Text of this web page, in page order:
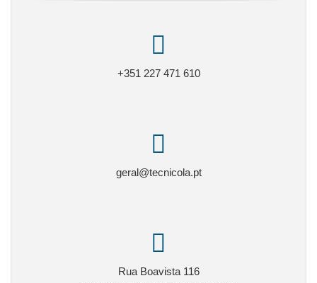
+351 227 471 610
geral@tecnicola.pt
Rua Boavista 116